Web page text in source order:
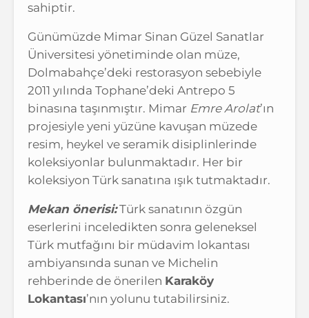
sahiptir.
Günümüzde Mimar Sinan Güzel Sanatlar
Üniversitesi yönetiminde olan müze,
Dolmabahçe’deki restorasyon sebebiyle
2011 yılında Tophane’deki Antrepo 5
binasına taşınmıştır. Mimar Emre Arolat’ın
projesiyle yeni yüzüne kavuşan müzede
resim, heykel ve seramik disiplinlerinde
koleksiyonlar bulunmaktadır. Her bir
koleksiyon Türk sanatına ışık tutmaktadır.
Mekan önerisi:Türk sanatının özgün
eserlerini inceledikten sonra geleneksel
Türk mutfağını bir müdavim lokantası
ambiyansında sunan ve Michelin
rehberinde de önerilen Karaköy
Lokantası’nın yolunu tutabilirsiniz.